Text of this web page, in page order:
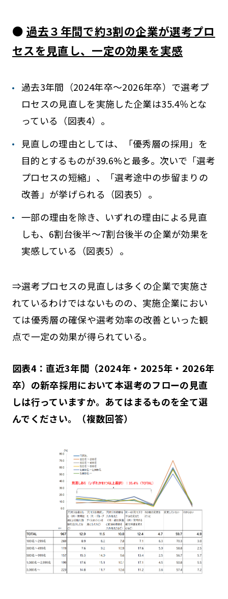
● 過去３年間で約3割の企業が選考プロ
セスを見直し、一定の効果を実感
過去3年間（2024年卒～2026年卒）で選考プ
ロセスの見直しを実施した企業は35.4％とな
っている（図表4）。
見直しの理由としては、「優秀層の採用」を
目的とするものが39.6%と最多。次いで「選考
プロセスの短縮」、「選考途中の歩留まりの
改善」が挙げられる（図表5）。
一部の理由を除き、いずれの理由による見直
しも、6割台後半～7割台後半の企業が効果を
実感している（図表5）。
⇒選考プロセスの見直しは多くの企業で実施さ
れているわけではないものの、実施企業におい
ては優秀層の確保や選考効率の改善といった観
点で一定の効果が得られている。
図表4：直近3年間（2024年・2025年・2026年
卒）の新卒採用において本選考のフローの見直
しは行っていますか。あてはまるものを全て選
んでください。（複数回答）